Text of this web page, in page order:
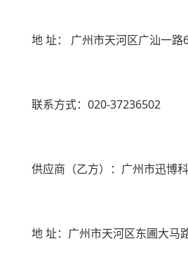
地址： 广州市天河区广汕一路
联系方式： 020-37236502
供应商（乙方）：广州市迅博
地址：广州市天河区东圃大马